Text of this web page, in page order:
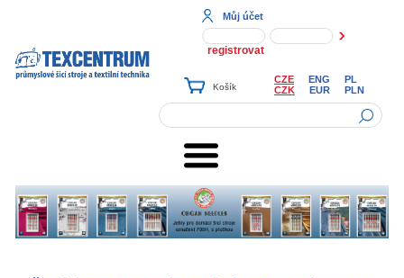
Můj účet
registrovat
CZE ENG
PL
CZK
EUR PLN